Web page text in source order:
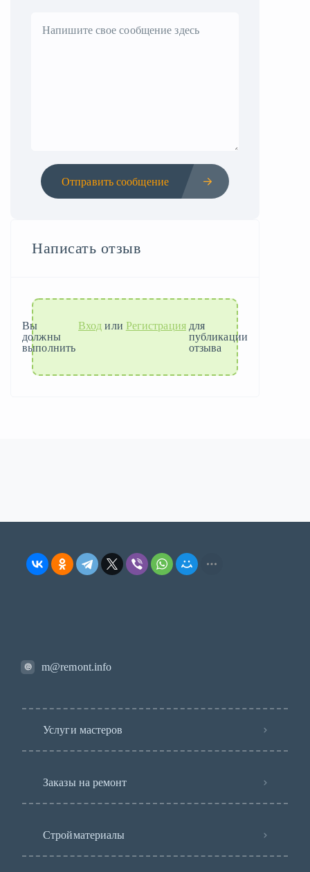
Отправить сообщение
Написать отзыв
Вы
должны
выполнить
Вход или Регистрация для
публикации
отзыва
m@remont.info
Услуги мастеров
Заказы на ремонт
Стройматериалы